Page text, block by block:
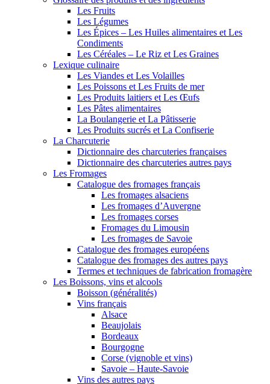
Les Fruits
Les Légumes
Les Épices – Les Huiles alimentaires et Les
Condiments
Les Céréales – Le Riz et Les Graines
Lexique culinaire
Les Viandes et Les Volailles
Les Poissons et Les Fruits de mer
Les Produits laitiers et Les Œufs
Les Pâtes alimentaires
La Boulangerie et La Pâtisserie
Les Produits sucrés et La Confiserie
La Charcuterie
Dictionnaire des charcuteries françaises
Dictionnaire des charcuteries autres pays
Les Fromages
Catalogue des fromages français
Les fromages alsaciens
Les fromages d’Auvergne
Les fromages corses
Fromages du Limousin
Les fromages de Savoie
Catalogue des fromages européens
Catalogue des fromages des autres pays
Termes et techniques de fabrication fromagère
Les Boissons, vins et alcools
Boisson (généralités)
Vins français
Alsace
Beaujolais
Bordeaux
Bourgogne
Corse (vignoble et vins)
Savoie – Haute-Savoie
Vins des autres pays